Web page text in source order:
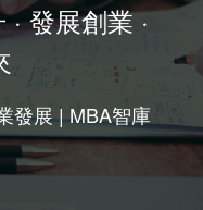
發展創業 ·
發展 | MBA智庫